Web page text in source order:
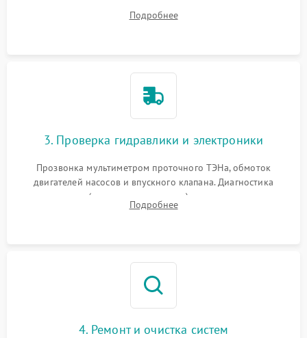
циркуляционному насосу, ТЭНу и сливной помпе.
Подробнее
3. Проверка гидравлики и электроники
Прозвонка мультиметром проточного ТЭНа, обмоток
двигателей насосов и впускного клапана. Диагностика
прессостата (датчика уровня воды), датчика мутности,
концевика дверцы и электронного модуля управления.
Подробнее
4. Ремонт и очистка систем